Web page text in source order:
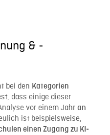
& -
bei den Kategorien
dass einige dieser
vor einem Jahr an
ist beispielsweise,
einen Zugang zu KI-